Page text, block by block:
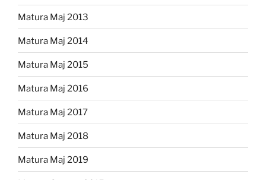
Matura Maj 2013
Matura Maj 2014
Matura Maj 2015
Matura Maj 2016
Matura Maj 2017
Matura Maj 2018
Matura Maj 2019